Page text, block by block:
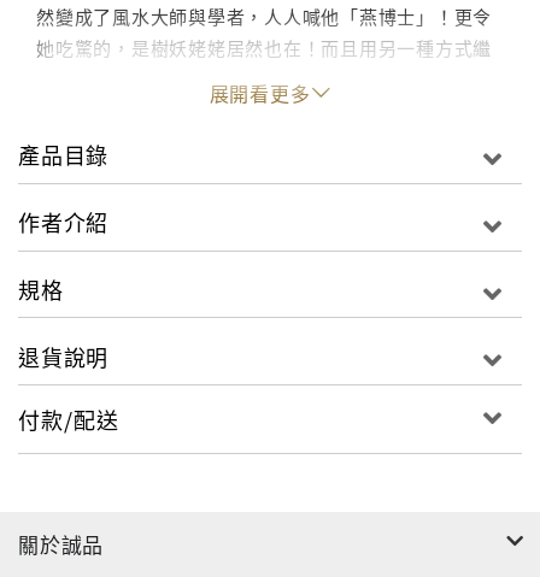
然變成了風水大師與學者，人人喊他「燕博士」！更令
她吃驚的，是樹妖姥姥居然也在！而且用另一種方式繼
續吸取年輕男人的精氣……獨家收錄道士番外篇「來自
展開看更多
產品目錄
作者介紹
規格
退貨說明
付款/配送
關於誠品